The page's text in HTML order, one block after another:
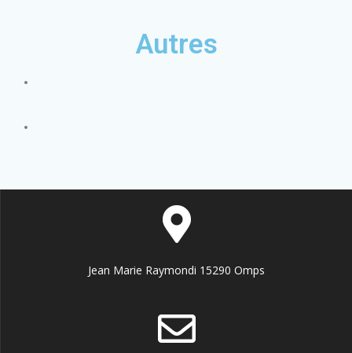
Autres
Jean Marie Raymondi 15290 Omps